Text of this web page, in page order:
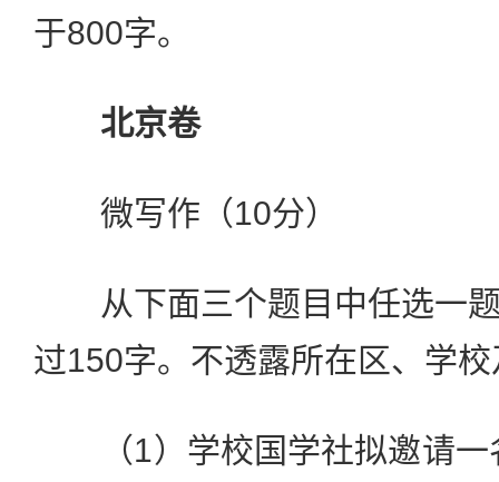
于800字。
北京卷
微写作（10分）
从下面三个题目中任选一题
过150字。不透露所在区、学
（1）学校国学社拟邀请一